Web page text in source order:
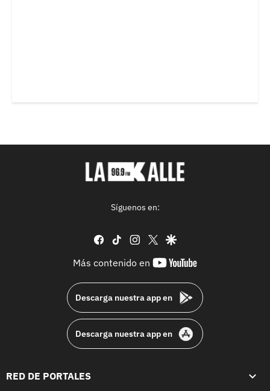
Síguenos en:
facebook
tiktok instagram
twittergoogle
Más contenido en
youtube-
Descarga nuestra app en
Descarga nuestra app en
RED DE PORTALES